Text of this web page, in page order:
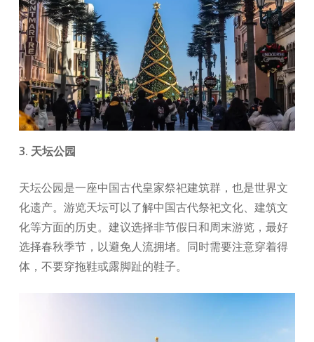
3. 天坛公园
天坛公园是一座中国古代皇家祭祀建筑群，也是世界文
化遗产。游览天坛可以了解中国古代祭祀文化、建筑文
化等方面的历史。建议选择非节假日和周末游览，最好
选择春秋季节，以避免人流拥堵。同时需要注意穿着得
体，不要穿拖鞋或露脚趾的鞋子。